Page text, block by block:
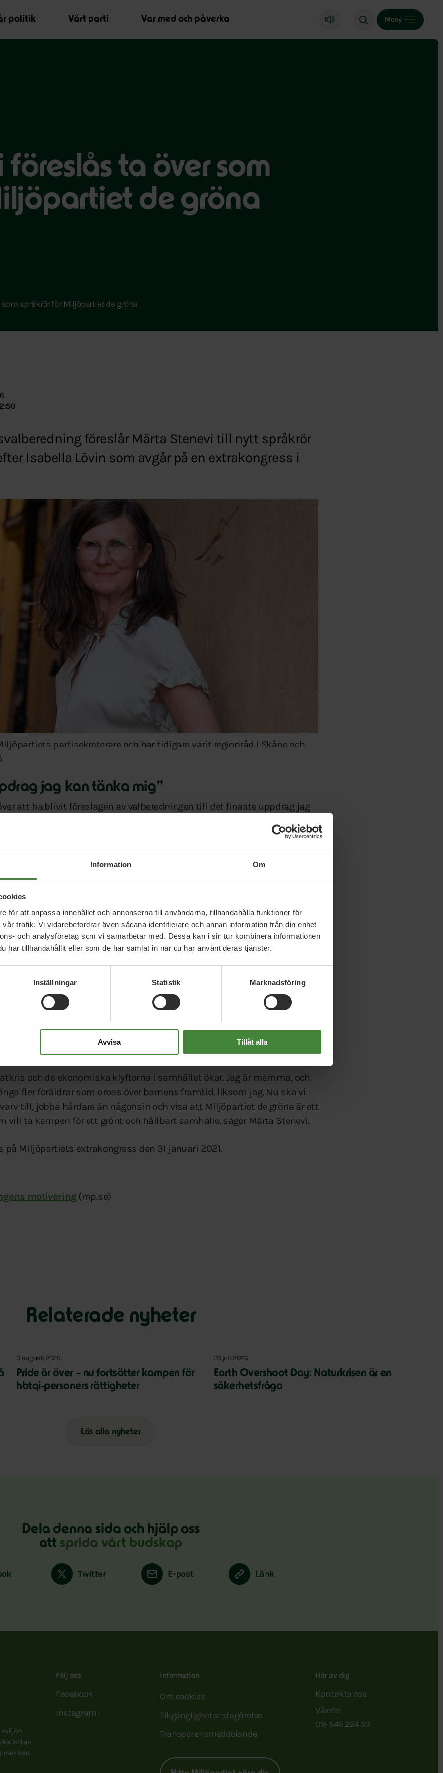
Information Om
för att anpassa innehållet och annonserna till användarna, tillhandahålla funktioner för
trafik. Vi vidarebefordrar även sådana identifierare och annan information från din enhet
och analysföretag som vi samarbetar med. Dessa kan i sin tur kombinera informationen
har tillhandahållit eller som de har samlat in när du har använt deras tjänster.
Inställningar Statistik Marknadsföring
Avvisa Tillåt alla
politik
Vårt parti Var med och påverka Meny
ta över som
de gröna
språkrör för Miljöpartiet de gröna
föreslår Märta Stenevi till nytt språkrör
Isabella Lövin som avgår på en extrakongress i
partisekreterare och har tidigare varit regionråd i Skåne och
jag kan tänka mig”
att ha blivit föreslagen av valberedningen till det finaste uppdrag jag
deras förtroende, säger Märta Stenevi.
kraft”
stabil och engagerande kraft som vi tror kommer att kunna samla
valrörelse.”
framåt tillsammans med Per Bolund och resten av partiet,
sammankallande.
består av 33 ledamöter från hela landet och är enig i sitt förslag.
upp ärmarna”
och de ekonomiska klyftorna i samhället ökar. Jag är mamma, och
fler föräldrar som oroas över barnens framtid, liksom jag. Nu ska vi
till, jobba hårdare än någonsin och visa att Miljöpartiet de gröna är ett
vill ta kampen för ett grönt och hållbart samhälle, säger Märta Stenevi.
på Miljöpartiets extrakongress den 31 januari 2021.
motivering (mp.se)
Relaterade nyheter
3 augusti 2026
Pride är över – nu fortsätter kampen för
hbtqi-personers rättigheter
30 juli 2026
Earth Overshoot Day: Naturkrisen är en
säkerhetsfråga
Läs alla nyheter
Dela denna sida och hjälp oss
att sprida vårt budskap
Twitter E-post Länk
miljön
fattas
mer kan
Följ oss
Facebook
Instagram
Information
Om cookies
Tillgänglighetsredogörelse
Transparensmeddelande
Hör av dig
Kontakta oss
Växeln
08-545 224 50